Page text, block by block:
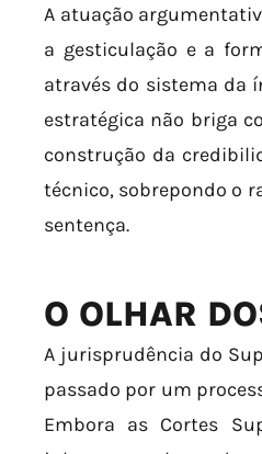
A atuação
a gesticulação e a
através do sistema da
estratégica não briga
construção da
técnico, sobrepondo o
sentença.
O OLHAR
A jurisprudência do
passado por um
Embora as Cortes